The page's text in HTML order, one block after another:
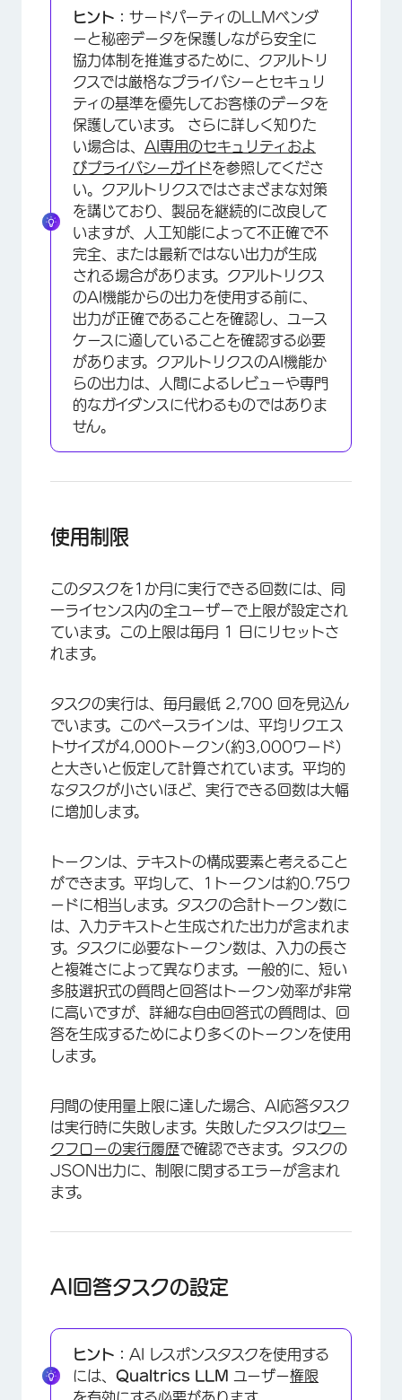
ヒント： サードパーティのLLMベンダ
ーと秘密データを保護しながら安全に
協力体制を推進するために、クアルトリ
クスでは厳格なプライバシーとセキュリ
ティの基準を優先してお客様のデータを
保護しています。 さらに詳しく知りた
い場合は、 AI専用のセキュリティおよ
びプライバシーガイドを参照してくださ
い。クアルトリクスではさまざまな対策
を講じており、製品を継続的に改良して
いますが、人工知能によって不正確で不
完全、または最新ではない出力が生成
される場合があります。クアルトリクス
のAI機能からの出力を使用する前に、
出力が正確であることを確認し、ユース
ケースに適していることを確認する必要
があります。クアルトリクスのAI機能か
らの出力は、人間によるレビューや専門
的なガイダンスに代わるものではありま
せん。
使用制限
このタスクを1か月に実行できる回数には、同
一ライセンス内の全ユーザーで上限が設定され
ています。この上限は毎月 1 日にリセットさ
れます。
タスクの実行は、毎月最低 2,700 回を見込ん
でいます。このベースラインは、平均リクエス
トサイズが4,000トークン(約3,000ワード)
と大きいと仮定して計算されています。平均的
なタスクが小さいほど、実行できる回数は大幅
に増加します。
トークンは、テキストの構成要素と考えること
ができます。平均して、1トークンは約0.75ワ
ードに相当します。タスクの合計トークン数に
は、入力テキストと生成された出力が含まれま
す。 タスクに必要なトークン数は、入力の長さ
と複雑さによって異なります。 一般的に、短い
多肢選択式の質問と回答はトークン効率が非常
に高いですが、詳細な自由回答式の質問は、回
答を生成するためにより多くのトークンを使用
します。
月間の使用量上限に達した場合、AI応答タスク
は実行時に失敗します。失敗したタスクはワー
クフローの実行履歴で確認できます。タスクの
JSON出力に、制限に関するエラーが含まれ
ます。
AI回答タスクの設定
ヒント： AI レスポンスタスクを使用する
には、 Qualtrics LLM ユーザー権限